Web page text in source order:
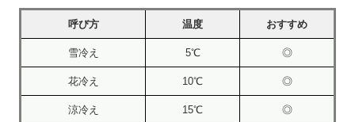
呼び方 温度 おすすめ
雪冷え 5℃ ◎
花冷え 10℃ ◎
涼冷え 15℃ ◎